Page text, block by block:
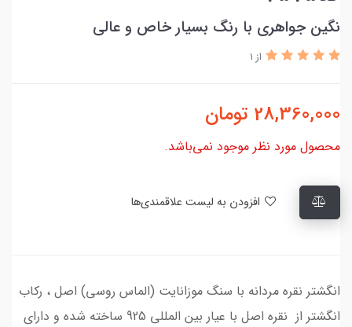
نگین جواهری با رنگ بسیار خاص و عالی
از 1
28,360,000 تومان
محصول مورد نظر موجود نمی‌باشد.
انگشتر نقره مردانه با سنگ موزانایت (الماس روسی) اصل ، رکاب
انگشتر از نقره اصل با عیار بین المللی 925 ساخته شده و دارای